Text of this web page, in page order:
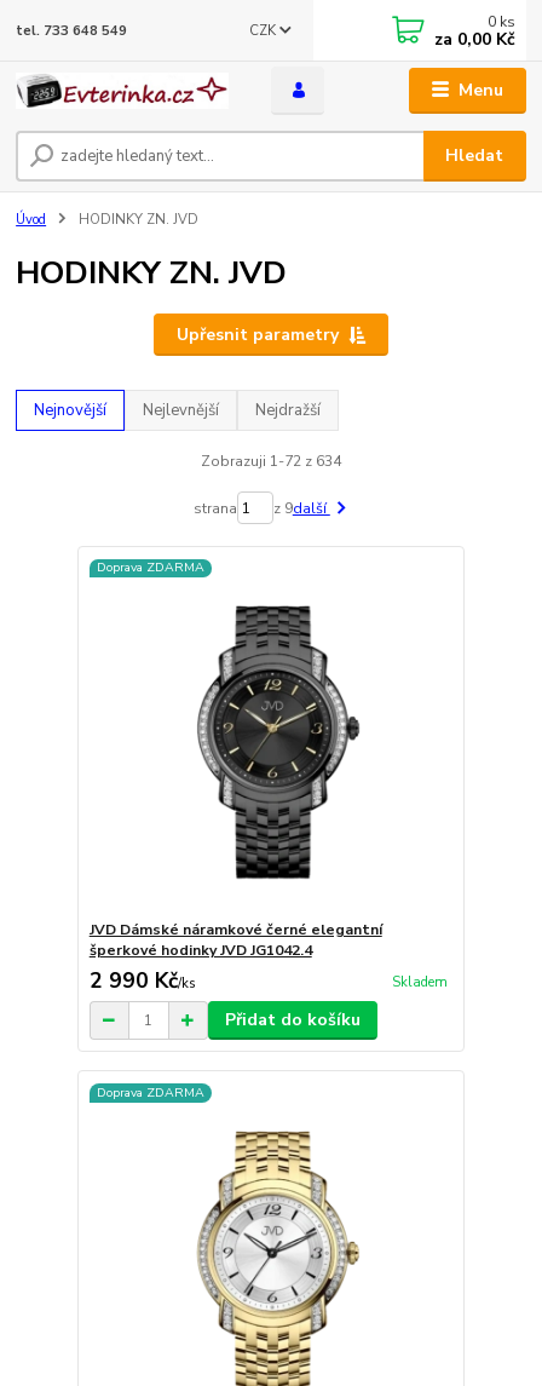
Menu
CZK
Hledat
tel. 733 648 549 0 ks
za 0,00 Kč
Úvod HODINKY ZN. JVD
HODINKY ZN. JVD
Upřesnit parametry
Nejnovější Nejlevnější Nejdražší
Zobrazuji 1-72 z 634
strana z 9další
Doprava ZDARMA
JVD Dámské náramkové černé elegantní
šperkové hodinky JVD JG1042.4
2 990 Kč/ks Skladem
Přidat do košíku
Doprava ZDARMA